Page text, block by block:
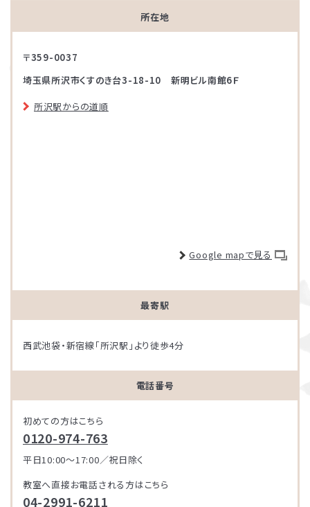
所在地
〒359-0037
埼玉県所沢市くすのき台3-18-10 新明ビル南館6Ｆ
所沢駅からの道順
Google mapで見る
最寄駅
西武池袋・新宿線「所沢駅」より徒歩4分
電話番号
初めての方はこちら
0120-974-763
平日10:00～17:00／祝日除く
教室へ直接お電話される方はこちら
04-2991-6211